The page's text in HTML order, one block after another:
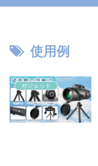
使用例
ガジェット